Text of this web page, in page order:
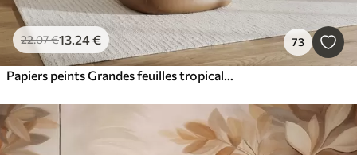
22.07€13.24€ 73
Papiers peints Grandes feuilles tropicales dans des tons pastel délicats et sobres